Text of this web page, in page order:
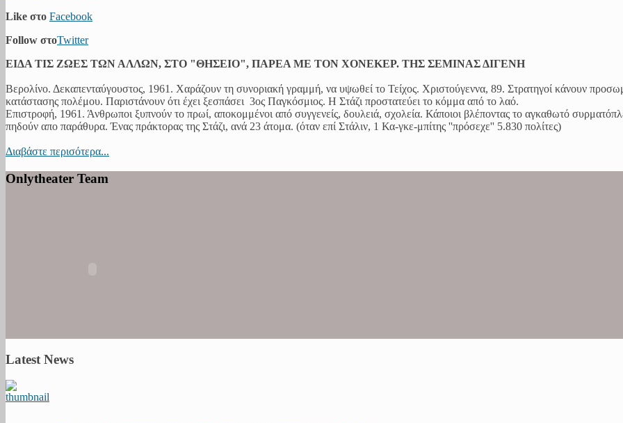
Like στο Facebook
Follow στοTwitter
ΕΙΔΑ ΤΙΣ ΖΩΕΣ ΤΩΝ ΑΛΛΩΝ, ΣΤΟ "ΘΗΣΕΙΟ", ΠΑΡΕΑ ΜΕ ΤΟΝ ΧΟΝΕΚΕΡ. ΤΗΣ ΣΕΜΙΝΑΣ ΔΙΓΕΝΗ
Βερολίνο. Δεκαπενταύγουστος, 1961. Χαράζουν τη συνοριακή γραμμή, να υψωθεί το Τείχος. Χριστούγεννα, 89. Στρατηγοί κάνουν
κατάστασης πολέμου. Παριστάνουν ότι έχει ξεσπάσει 3ος Παγκόσμιος. Η Στάζι προστατεύει το κόμμα από το λαό.
Επιστροφή, 1961. Άνθρωποι ξυπνούν το πρωί, αποκομμένοι από συγγενείς, δουλειά, σχολεία. Κάποιοι βλέποντας το αγκαθωτό
πηδούν απο παράθυρα. Ένας πράκτορας της Στάζι, ανά 23 άτομα. (όταν επί Στάλιν, 1 Κα-γκε-μπίτης ''πρόσεχε'' 5.830 πολίτες)
Διαβάστε περισότερα...
Onlytheater Team
Latest News